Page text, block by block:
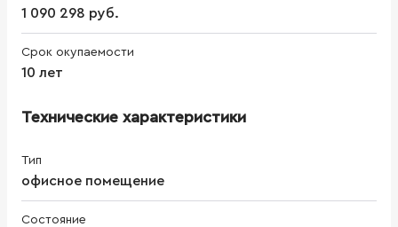
1 090 298 руб.
Срок окупаемости
10 лет
Технические характеристики
Тип
офисное помещение
Состояние